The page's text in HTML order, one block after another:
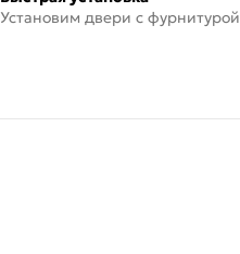
Установим двери с фурнитурой